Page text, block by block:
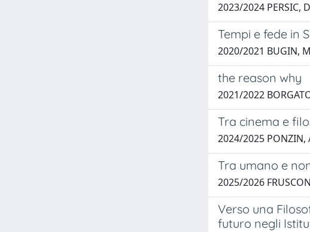
2023/2024 PERSIC,
Tempi e fede in
2020/2021 BUGIN,
the reason why
2021/2022
Tra cinema e
2024/2025 PONZIN,
Tra umano e
2025/2026
Verso una
futuro negli